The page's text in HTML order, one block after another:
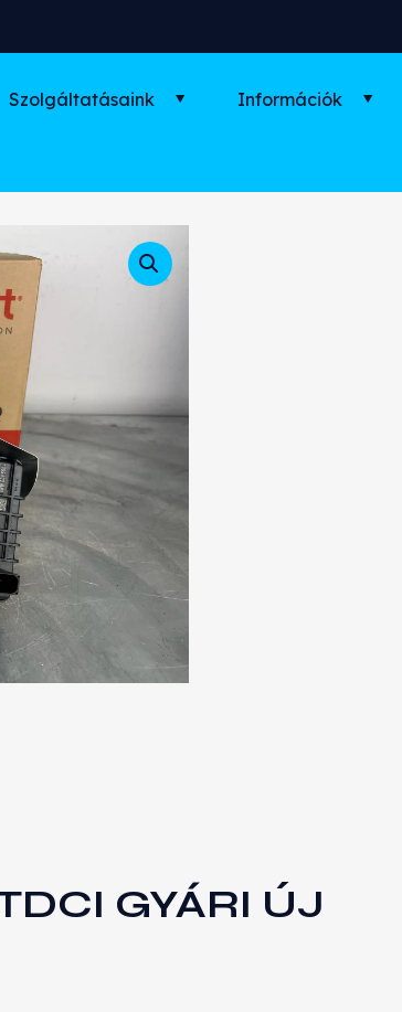
Szolgáltatásaink Információk
GYÁRI ÚJ